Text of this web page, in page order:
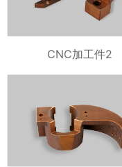
CNC加工件2